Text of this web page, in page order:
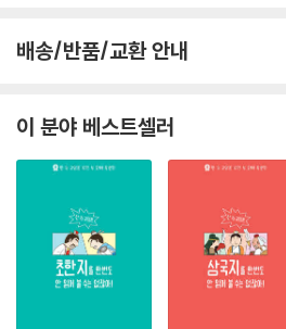
지금 한국인에게 중국은 어느 때보다 복잡
뗄 수 없는 나라가 된 지는 오래지만, 동아
어떤 나라이고, 그 안에 어떤 사람들이 살고
모습에 다가가게 해주는 이 책의 존재는 중
빈 어느 식당에서 “안중근이 거사 전에 마
를 털어넣”으며 “동아시아의 평화 없이는
말한다.(8장 하얼빈 ‘의로움을 위해 산다는
것은 궁극적으로는 이러한 평화를 향한 도
배송/반품/교환 안내
이 분야 베스트셀러